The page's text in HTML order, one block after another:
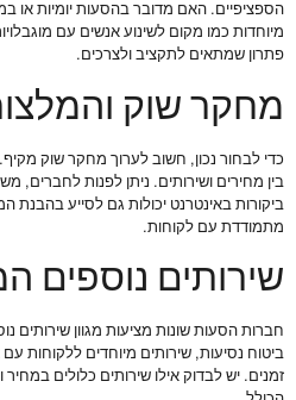
הספציפיים. האם מדובר בהסעות יומיות או
מיוחדות כמו מקום לשינוע אנשים עם
פתרון שמתאים לתקציב ולצרכים.
מחקר שוק
כדי לבחור נכון, חשוב לערוך מחקר שוק
בין מחירים ושירותים. ניתן לפנות לחברים,
ביקורות באינטרנט יכולות גם לסייע בהבנת
מתמודדת עם לקוחות.
שירותים נוספים
חברות הסעות שונות מציעות מגוון שירותים
ביטוח נסיעות, שירותים מיוחדים ללקוחות עם
זמנים. יש לבדוק אילו שירותים כלולים